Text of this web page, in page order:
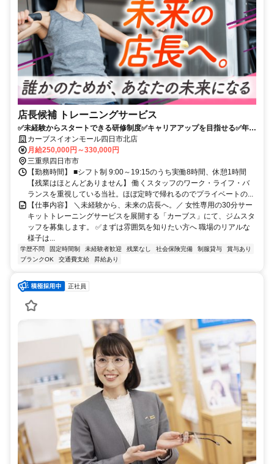
店長候補 トレーニングサービス
✅未経験からスタートできる研修制度✅️キャリアアップを目指せる✅年間
休日115日以上！日祝休み
カーブスイオンモール四日市北店
月給250,000円～330,000円
三重県四日市市
【勤務時間】 ■シフト制 9:00～19:15のうち実働8時間、休憩1時間
【残業はほとんどありません】 働くスタッフのワーク・ライフ・バ
ランスを重視している当社。ほぼ定時で帰れるのでプライベートの...
【仕事内容】 ＼未経験から、未来の店長へ。／ 女性専用の30分サー
キットトレーニングサービスを展開する「カーブス」にて、ジムスタ
ッフを募集します。 ✅まずは雰囲気を知りたい方へ 職場のリアルな
様子は...
学歴不問 固定時間制 未経験者歓迎 残業なし 社会保険完備 制服貸与
賞与あり
ブランクOK
交通費支給 昇給あり
正社員